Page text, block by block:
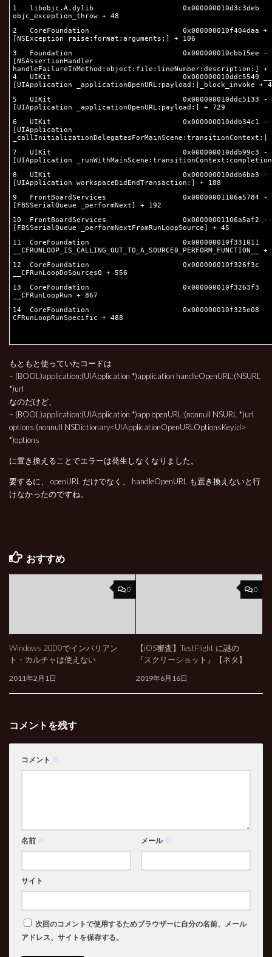
1 libobjc.A.dylib 0x000000010d3c3deb
objc_exception_throw + 48
2 CoreFoundation 0x000000010f404daa +
[NSException raise:format:arguments:] + 106
3 Foundation 0x000000010cbb15ee -
[NSAssertionHandler
handleFailureInMethod:object:file:lineNumber:description:] +
4 UIKit 0x000000010ddc5549
[UIApplication _applicationOpenURL:payload:]_block_invoke +
5 UIKit 0x000000010ddc5133 -
[UIApplication _applicationOpenURL:payload:] + 729
6 UIKit 0x000000010ddb34c1 -
[UIApplication
_callInitializationDelegatesForMainScene:transitionContext:]
7 UIKit 0x000000010ddb99c3 -
[UIApplication
8 UIKit 0x000000010ddb6ba3 -
[UIApplication workspaceDidEndTransaction:] + 188
9 FrontBoardServices 0x00000001106a5784 -
[FBSSerialQueue _performNext] + 192
10 FrontBoardServices 0x00000001106a5af2 -
[FBSSerialQueue _performNextFromRunLoopSource] + 45
11 CoreFoundation 0x000000010f331011
__CFRUNLOOP_IS_CALLING_OUT_TO_A_SOURCE0_PERFORM_FUNCTION__
12 CoreFoundation 0x000000010f326f3c
__CFRunLoopDoSources0 + 556
13 CoreFoundation 0x000000010f3263f3
__CFRunLoopRun + 867
14 CoreFoundation 0x000000010f325e08
CFRunLoopRunSpecific + 488
もともと使っていたコードは
– (BOOL)application:(UIApplication *)application handleOpenURL:(NSURL
*)url
なのだけど、
– (BOOL)application:(UIApplication *)app openURL:(nonnull NSURL *)url
options:(nonnull NSDictionary<UIApplicationOpenURLOptionsKey,id>
*)options
に置き換えることでエラーは発生しなくなりました。
要するに、 openURL だけでなく、 handleOpenURL も置き換えないと行
けなかったのですね。
おすすめ
0
Windows 2000でインバリアン
ト・カルチャは使えない
2011年2月1日
0
【iOS審査】TestFlight に謎の
『スクリーショット』【ネタ】
2019年6月16日
コメントを残す
コメント ※
名前 ※ メール ※
サイト
次回のコメントで使用するためブラウザーに自分の名前、メール
アドレス、サイトを保存する。